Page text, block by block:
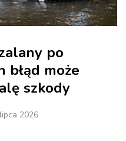
po
błąd może
szkody
2026